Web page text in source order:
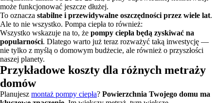
może funkcjonować jeszcze dłużej.
To oznacza stabilne i przewidywalne oszczędności przez wiele lat.
Ale to nie wszystko. Pompa ciepła to również:
Wszystko wskazuje na to, że pompy ciepła będą zyskiwać na
popularności. Dlatego warto już teraz rozważyć taką inwestycję —
nie tylko z myślą o domowym budżecie, ale również o przyszłości
naszej planety.
Przykładowe koszty dla różnych metraży
domów
Planujesz montaż pompy ciepła? Powierzchnia Twojego domu ma